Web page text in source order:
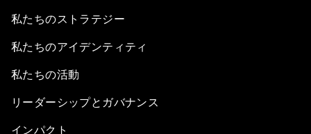
私たちのストラテジー
私たちのアイデンティティ
私たちの活動
リーダーシップとガバナンス
インパクト